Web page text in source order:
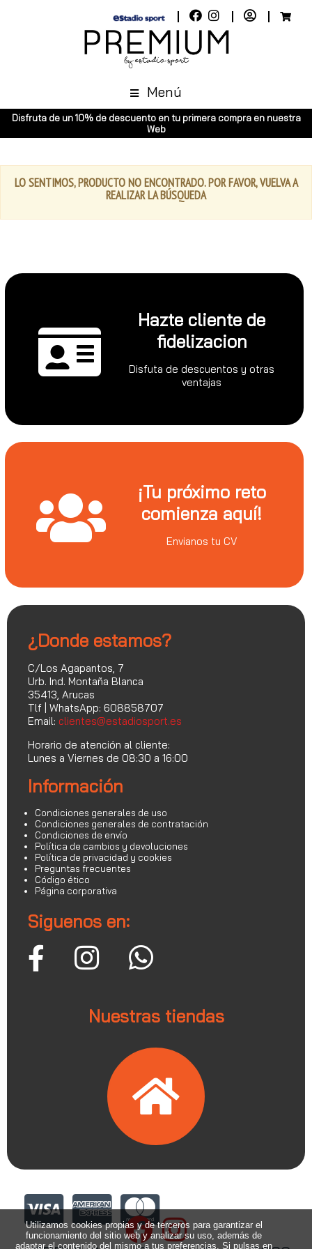
Menú
Disfruta de un 10% de descuento en tu primera compra en nuestra
Web
LO SENTIMOS, PRODUCTO NO ENCONTRADO. POR FAVOR, VUELVA A
REALIZAR LA BÚSQUEDA
Hazte cliente de
fidelizacion
Disfuta de descuentos y otras
ventajas
¡Tu próximo reto
comienza aquí!
Envianos tu CV
¿Donde estamos?
C/Los Agapantos, 7
Urb. Ind. Montaña Blanca
35413, Arucas
Tlf | WhatsApp: 608858707
Email: clientes@estadiosport.es
Horario de atención al cliente:
Lunes a Viernes de 08:30 a 16:00
Información
Condiciones generales de uso
Condiciones generales de contratación
Condiciones de envío
Política de cambios y devoluciones
Política de privacidad y cookies
Preguntas frecuentes
Código ético
Página corporativa
Siguenos en:
Nuestras tiendas
Utilizamos cookies propias y de terceros para garantizar el
funcionamiento del sitio web y analizar su uso, además de
adaptar el contenido del mismo a tus preferencias. Si pulsas en